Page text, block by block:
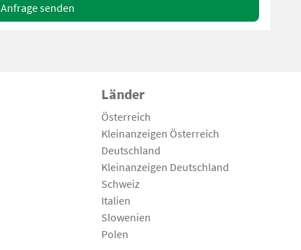
Anfrage senden
Länder
Österreich
Kleinanzeigen Österreich
Deutschland
Kleinanzeigen Deutschland
Schweiz
Italien
Slowenien
Polen